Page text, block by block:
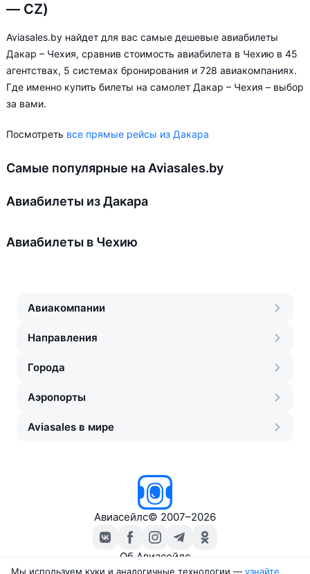
— CZ)
Aviasales.by найдет для вас самые дешевые авиабилеты
Дакар – Чехия, сравнив стоимость авиабилета в Чехию в 45
агентствах, 5 системах бронирования и 728 авиакомпаниях.
Где именно купить билеты на самолет Дакар – Чехия – выбор
за вами.
Посмотреть все прямые рейсы из Дакара
Самые популярные на Aviasales.by
Авиабилеты из Дакара
Авиабилеты в Чехию
Авиакомпании
Направления
Города
Аэропорты
Aviasales в мире
Авиасейлс© 2007–2026
Об Авиасейлс
Пресс‑центр
Мы используем куки и аналогичные технологии — узнайте